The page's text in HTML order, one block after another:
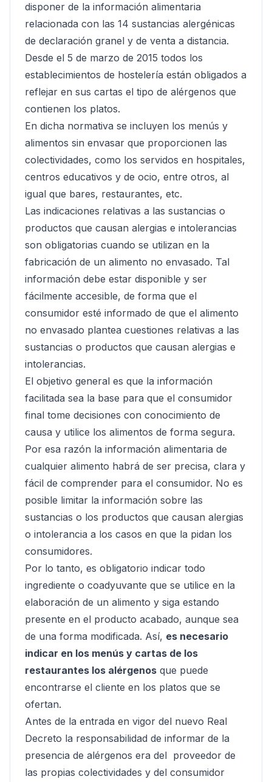
disponer de la información alimentaria
relacionada con las 14 sustancias alergénicas
de declaración granel y de venta a distancia.
Desde el 5 de marzo de 2015 todos los
establecimientos de hostelería están obligados a
reflejar en sus cartas el tipo de alérgenos que
contienen los platos.
En dicha normativa se incluyen los menús y
alimentos sin envasar que proporcionen las
colectividades, como los servidos en hospitales,
centros educativos y de ocio, entre otros, al
igual que bares, restaurantes, etc.
Las indicaciones relativas a las sustancias o
productos que causan alergias e intolerancias
son obligatorias cuando se utilizan en la
fabricación de un alimento no envasado. Tal
información debe estar disponible y ser
fácilmente accesible, de forma que el
consumidor esté informado de que el alimento
no envasado plantea cuestiones relativas a las
sustancias o productos que causan alergias e
intolerancias.
El objetivo general es que la información
facilitada sea la base para que el consumidor
final tome decisiones con conocimiento de
causa y utilice los alimentos de forma segura.
Por esa razón la información alimentaria de
cualquier alimento habrá de ser precisa, clara y
fácil de comprender para el consumidor. No es
posible limitar la información sobre las
sustancias o los productos que causan alergias
o intolerancia a los casos en que la pidan los
consumidores.
Por lo tanto, es obligatorio indicar todo
ingrediente o coadyuvante que se utilice en la
elaboración de un alimento y siga estando
presente en el producto acabado, aunque sea
de una forma modificada. Así, es necesario
indicar en los menús y cartas de los
restaurantes los alérgenos que puede
encontrarse el cliente en los platos que se
ofertan.
Antes de la entrada en vigor del nuevo Real
Decreto la responsabilidad de informar de la
presencia de alérgenos era del proveedor de
las propias colectividades y del consumidor